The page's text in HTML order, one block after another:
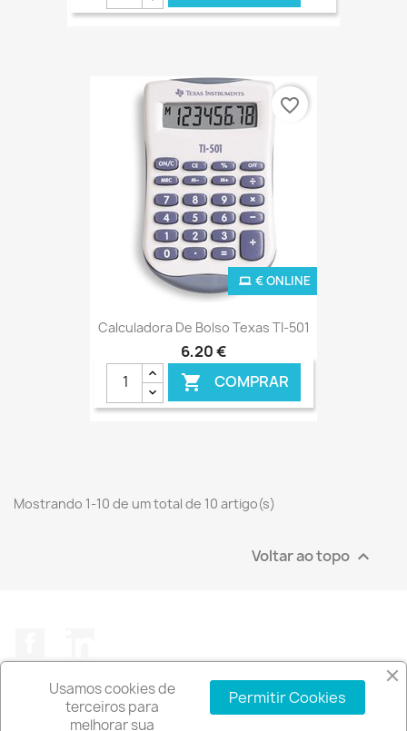
Calculadora De Bolso Texas TI-501
6,20 €
 COMPRAR
€ ONLINE
favorite_border
Mostrando 1-10 de um total de 10 artigo(s)
Voltar ao topo 
Usamos cookies de
terceiros para
melhorar sua
Permitir Cookies